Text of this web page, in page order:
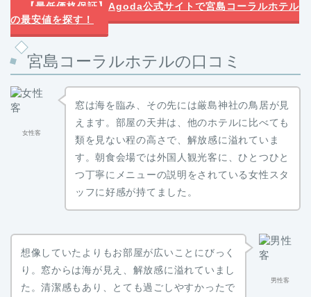
【最低価格保証】Agoda公式サイトで宮島コーラルホテル
の最安値を探す！
宮島コーラルホテルの口コミ
女性客
窓は海を臨み、その先には厳島神社の鳥居が見
えます。部屋の天井は、他のホテルに比べても
類を見ない程の高さで、解放感に溢れていま
す。朝食会場では外国人観光客に、ひとつひと
つ丁寧にメニューの説明をされている女性スタ
ッフに好感が持てました。
男性客
想像していたよりもお部屋が広いことにびっく
り。窓からは海が見え、解放感に溢れていまし
た。清潔感もあり、とても過ごしやすかったで